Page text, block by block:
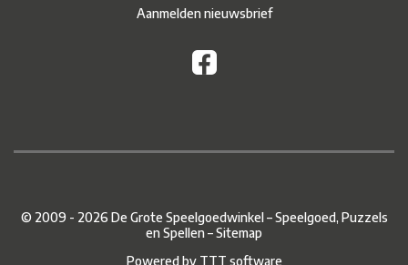
Aanmelden nieuwsbrief
© 2009 - 2026 De Grote Speelgoedwinkel – Speelgoed, Puzzels
en Spellen –Sitemap
Powered by TTT software